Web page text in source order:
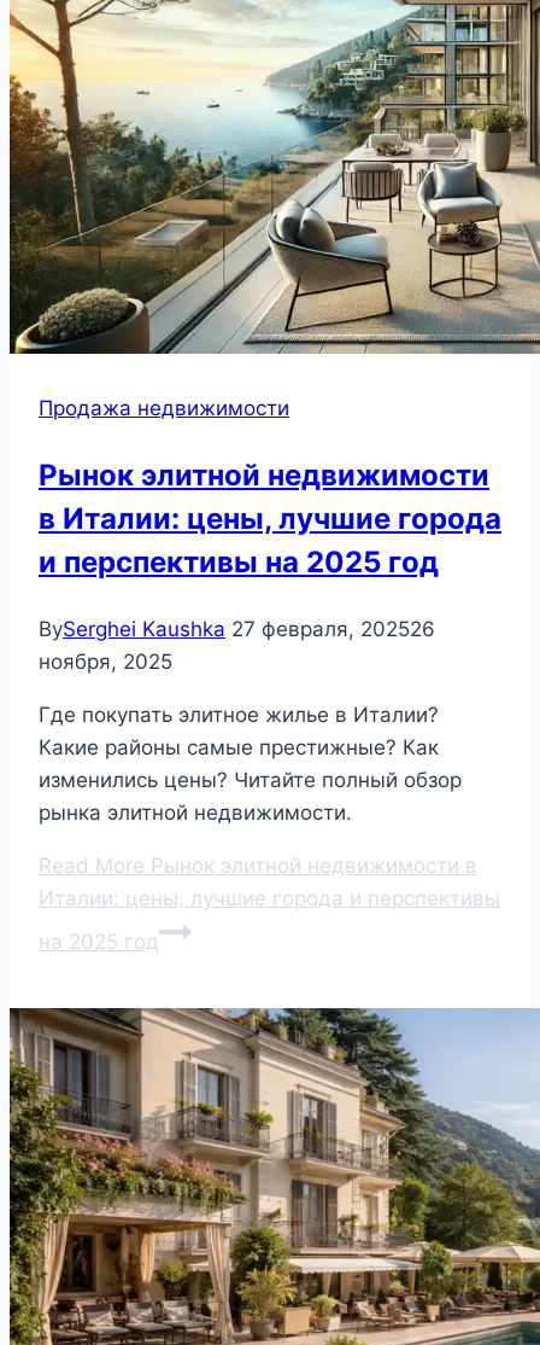
Продажа недвижимости
Рынок элитной недвижимости
в Италии: цены, лучшие города
и перспективы на 2025 год
BySerghei Kaushka 27 февраля, 202526
ноября, 2025
Где покупать элитное жилье в Италии?
Какие районы самые престижные? Как
изменились цены? Читайте полный обзор
рынка элитной недвижимости.
Read More Рынок элитной недвижимости в
Италии: цены, лучшие города и перспективы
на 2025 год